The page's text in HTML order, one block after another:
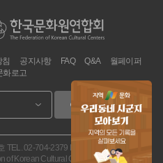
이동
공지사항 FAQ Q&A
월페이퍼
화로고
TEL. 02-704-2379 FAX. 02.704-2377
of Korean Cultural Centers. ALL RIGHT